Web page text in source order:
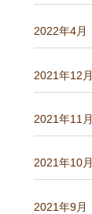
2022年4月
2021年12月
2021年11月
2021年10月
2021年9月